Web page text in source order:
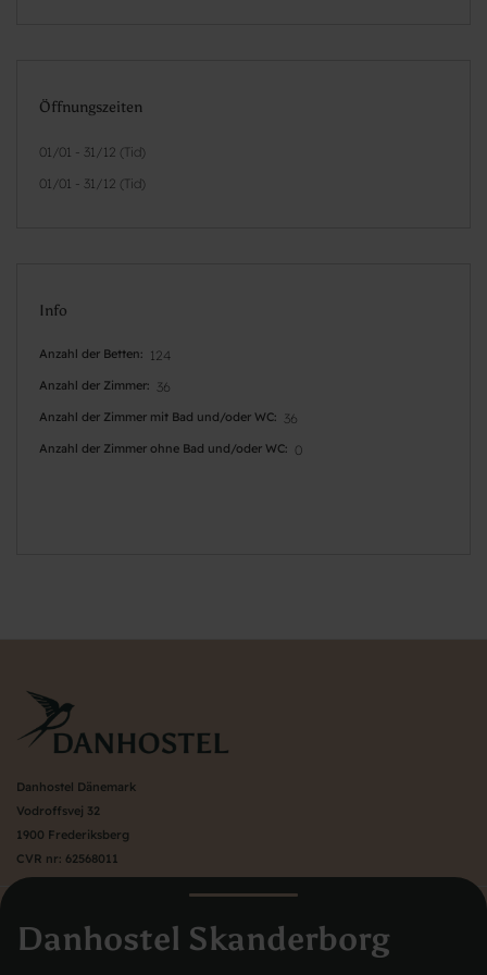
Danhostel Skanderborg
Öffnungszeiten
01/01 - 31/12 (Tid)
01/01 - 31/12 (Tid)
Info
Anzahl der Betten 124
Anzahl der Zimmer 36
Anzahl der Zimmer mit Bad und/oder WC 36
Anzahl der Zimmer ohne Bad und/oder WC 0
Danhostel Dänemark
Vodroffsvej 32
1900 Frederiksberg
CVR nr: 62568011
Herbergen im Ausland